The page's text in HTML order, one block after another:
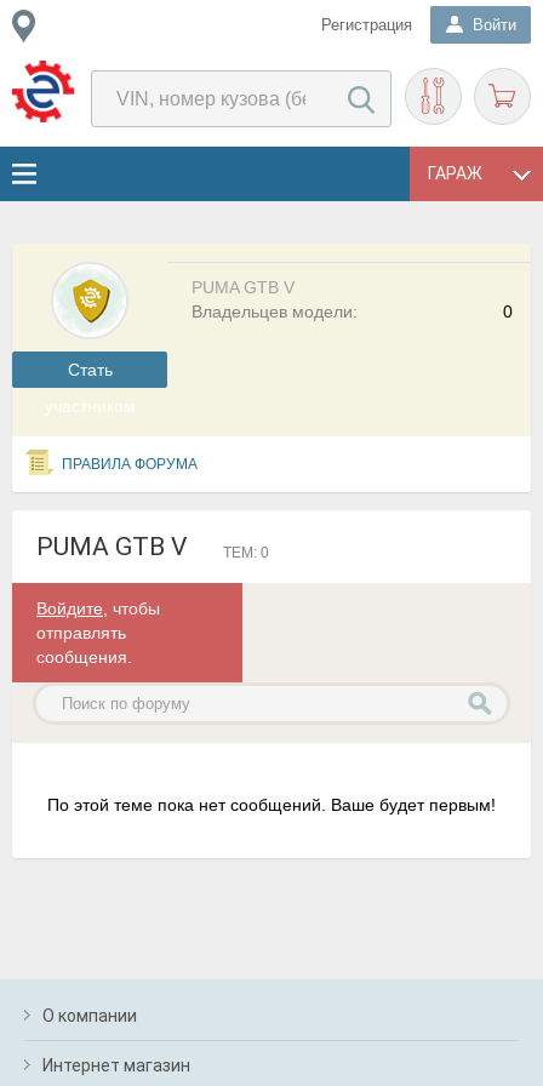
Регистрация Войти
ГАРАЖ
Cтать
участником
PUMA GTB V
0
Владельцев модели:
ПРАВИЛА ФОРУМА
PUMA GTB V ТЕМ: 0
Войдите , чтобы
отправлять
сообщения.
По этой теме пока нет сообщений. Ваше будет первым!
О компании
Интернет магазин